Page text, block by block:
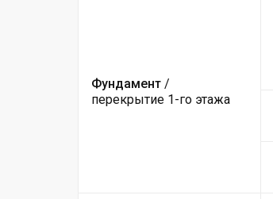
Фундамент /
перекрытие 1-го этажа